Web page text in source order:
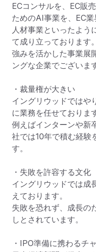
ECコンサルを、EC販
ためのAI事業を、EC
人材事業といったよう
て成り立っております。
強みを活かした事業展
ングな企業でございま
・裁量権が大きい
イングリウッドではや
に業務を任せておりま
例えばインターンや新
社では10年で積む経験
す。
・失敗を許容する文化
イングリウッドでは成
えております。
失敗を恐れず、成長の
しとされています。
・IPO準備に携わるチ